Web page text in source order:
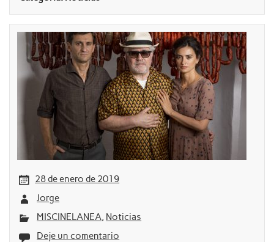
28 de enero de 2019
Jorge
MISCINELANEA, Noticias
Deje un comentario